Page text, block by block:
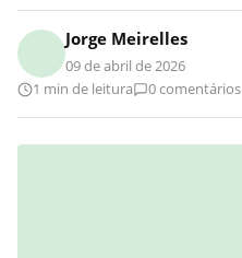
Jorge Meirelles
09 de abril de 2026
1 min de leitura
0 comentários